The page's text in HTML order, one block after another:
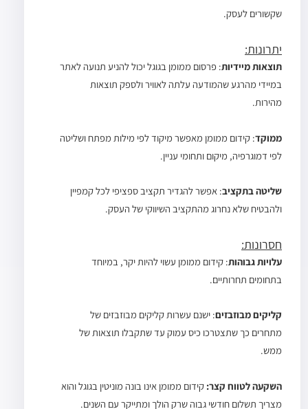
שקשורים לעסק.
יתרונות:
תוצאות מיידיות: פרסום ממומן בגוגל יכול להניע תנועה לאתר
במיידי מהרגע שהמודעה עלתה לאוויר ולספק תוצאות
מהירות.
ממוקד: קידום ממומן מאפשר מיקוד לפי מילות מפתח ושליטה
לפי דמוגרפיה, מיקום ותחומי עניין.
שליטה בתקציב: אפשר להגדיר תקציב ספציפי לכל קמפיין
ולהבטיח שלא נחרוג מהתקציב השיווקי של העסק.
חסרונות:
עלויות גבוהות: קידום ממומן עשוי להיות יקר, במיוחד
בתחומים תחרותיים.
קליקים מבוזבזים: ישנם עשרות קליקים מבוזבזים של
מתחרים כך שתצטרכו כיס עמוק עד שתקבלו תוצאות של
ממש.
השקעה לטווח קצר: קידום ממומן אינו בונה מוניטין בגוגל והוא
מצריך תשלום חודשי גבוה שרק הולך ומתייקר עם השנים.